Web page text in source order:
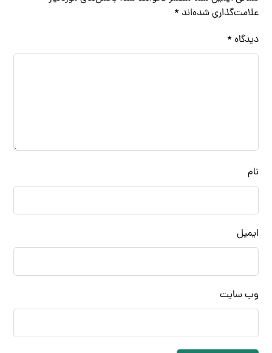
علامت‌گذاری شده‌اند *
دیدگاه *
نام
ایمیل
وب‌ سایت